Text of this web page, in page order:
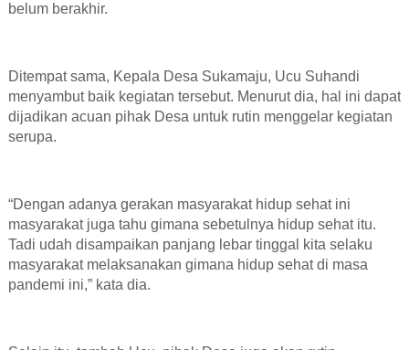
belum berakhir.
Ditempat sama, Kepala Desa Sukamaju, Ucu Suhandi
menyambut baik kegiatan tersebut. Menurut dia, hal ini dapat
dijadikan acuan pihak Desa untuk rutin menggelar kegiatan
serupa.
“Dengan adanya gerakan masyarakat hidup sehat ini
masyarakat juga tahu gimana sebetulnya hidup sehat itu.
Tadi udah disampaikan panjang lebar tinggal kita selaku
masyarakat melaksanakan gimana hidup sehat di masa
pandemi ini,” kata dia.